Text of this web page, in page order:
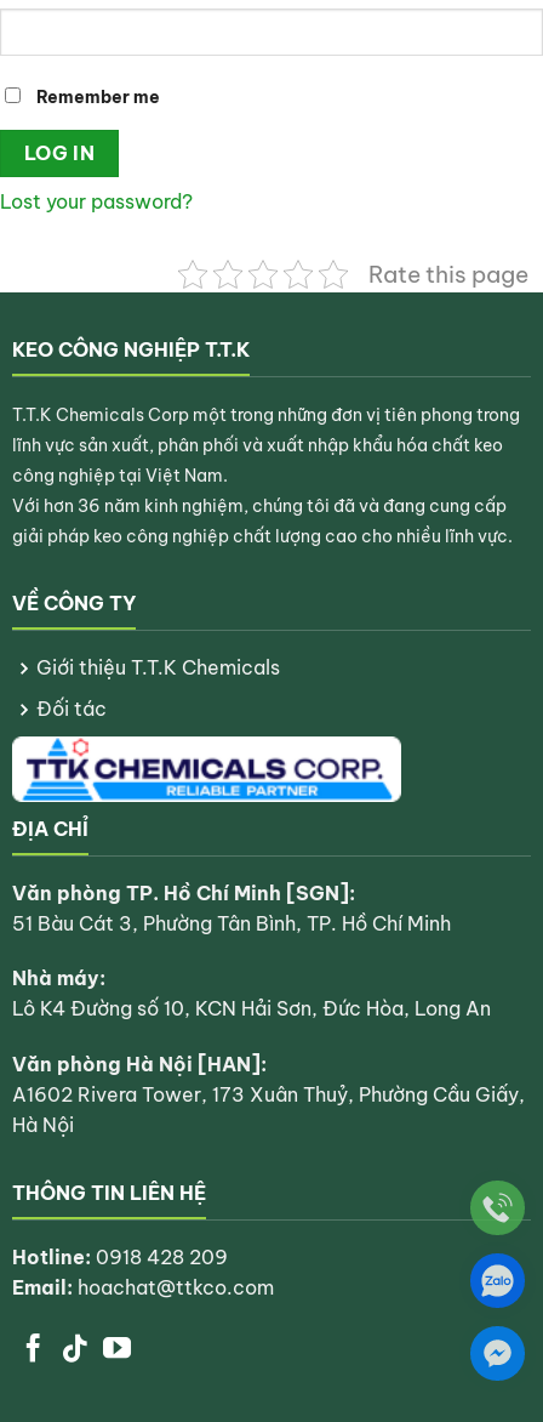
Remember me
LOG IN
Lost your password?
Rate this page
KEO CÔNG NGHIỆP T.T.K
T.T.K Chemicals Corp một trong những đơn vị tiên phong trong
lĩnh vực sản xuất, phân phối và xuất nhập khẩu hóa chất keo
công nghiệp tại Việt Nam.
Với hơn 36 năm kinh nghiệm, chúng tôi đã và đang cung cấp
giải pháp keo công nghiệp chất lượng cao cho nhiều lĩnh vực.
VỀ CÔNG TY
Giới thiệu T.T.K Chemicals
Đối tác
ĐỊA CHỈ
Văn phòng TP. Hồ Chí Minh [SGN]:
51 Bàu Cát 3, Phường Tân Bình, TP. Hồ Chí Minh
Nhà máy:
Lô K4 Đường số 10, KCN Hải Sơn, Đức Hòa, Long An
Văn phòng Hà Nội [HAN]:
A1602 Rivera Tower, 173 Xuân Thuỷ, Phường Cầu Giấy,
Hà Nội
THÔNG TIN LIÊN HỆ
Hotline: 0918 428 209
Email: hoachat@ttkco.com